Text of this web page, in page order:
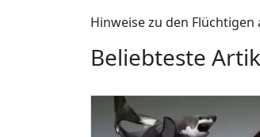
Hinweise zu den Flüchtigen
Beliebteste